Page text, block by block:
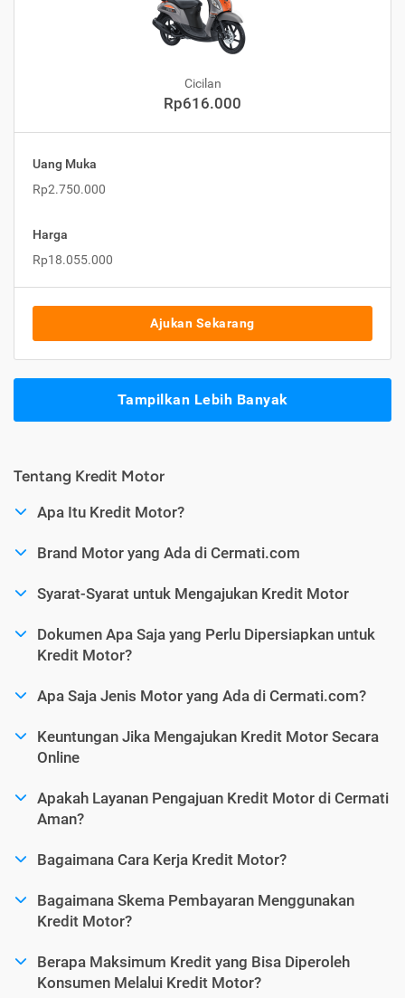
Cicilan
Rp616.000
Uang Muka
Rp2.750.000
Harga
Rp18.055.000
Ajukan Sekarang
Tampilkan Lebih Banyak
Tentang Kredit Motor
Apa Itu Kredit Motor?
Brand Motor yang Ada di Cermati.com
Syarat-Syarat untuk Mengajukan Kredit Motor
Dokumen Apa Saja yang Perlu Dipersiapkan untuk
Kredit Motor?
Apa Saja Jenis Motor yang Ada di Cermati.com?
Keuntungan Jika Mengajukan Kredit Motor Secara
Online
Apakah Layanan Pengajuan Kredit Motor di Cermati
Aman?
Bagaimana Cara Kerja Kredit Motor?
Bagaimana Skema Pembayaran Menggunakan
Kredit Motor?
Berapa Maksimum Kredit yang Bisa Diperoleh
Konsumen Melalui Kredit Motor?